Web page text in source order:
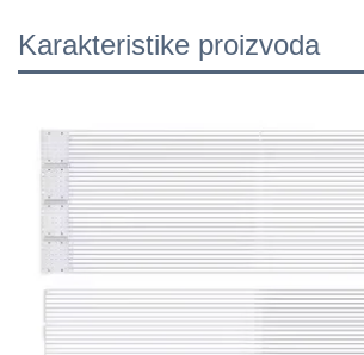
Karakteristike proizvoda